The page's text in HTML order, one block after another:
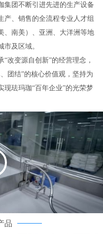
集团不断引进先进的生产设备
产、销售的全流程专业人才组
、南美）、亚洲、大洋洲等地
市及区域。
改变源自创新”的经营理念，
团结”的核心价值观，坚持为
现珐玛珈“百年企业”的光荣梦
品